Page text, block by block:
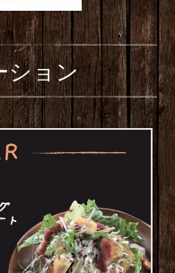
ション